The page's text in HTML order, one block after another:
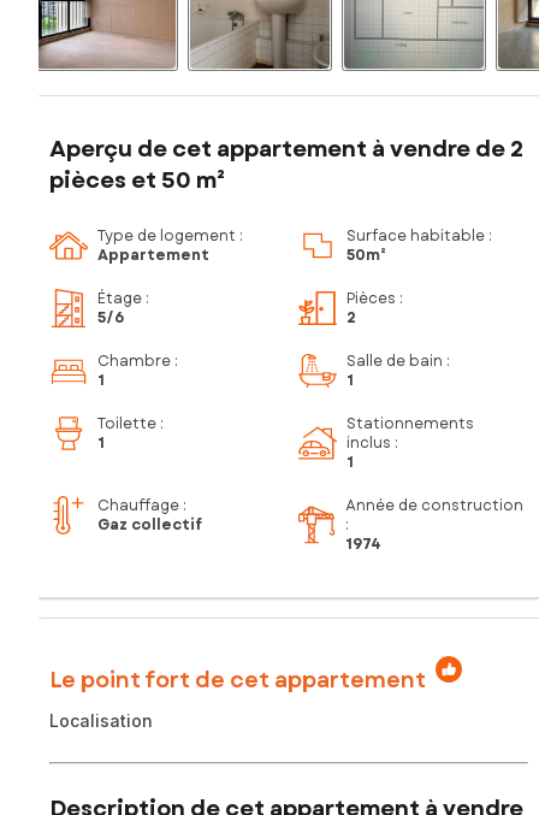
Aperçu de cet appartement à vendre de 2
pièces et 50 m²
Type de logement :
Appartement
Surface habitable :
50m²
Étage :
5/6
Pièces :
2
Chambre :
1
Salle de bain :
1
Toilette :
1
Stationnements
inclus :
1
Chauffage :
Gaz collectif
Année de construction
:
1974
Le point fort de cet appartement
Localisation